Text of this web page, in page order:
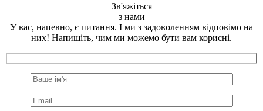
Зв'яжіться
з нами
У вас, напевно, є питання. І ми з задоволенням відповімо на
них! Напишіть, чим ми можемо бути вам корисні.